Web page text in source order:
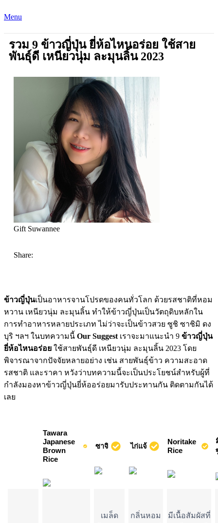
Menu
รวม 9 ข้าวญี่ปุ่น ยี่ห้อไหนอร่อย ใช้สาย
พันธุ์ดี เหนียวนุ่ม ละมุนลิ้น 2023
Gift Suwannee
Share:
ข้าวญี่ปุ่นเป็นอาหารจานโปรดของคนทั่วโลก ด้วยรสชาติที่หอม
หวาน เหนียวนุ่ม ละมุนลิ้น ทำให้ข้าวญี่ปุ่นเป็นวัตถุดิบหลักใน
การทำอาหารหลายประเภท ไม่ว่าจะเป็นข้าวสวย ซูชิ ซาชิมิ ดง
บุริ ฯลฯ ในบทความนี้ Our Suggest เราจะมาแนะนำ 9 ข้าวญี่ปุ่น
ยี่ห้อไหนอร่อย ใช้สายพันธุ์ดี เหนียวนุ่ม ละมุนลิ้น 2023 โดย
พิจารณาจากปัจจัยหลายอย่าง เช่น สายพันธุ์ข้าว ความสะอาด
รสชาติ และราคา หวังว่าบทความนี้จะเป็นประโยชน์สำหรับผู้ที่
กำลังมองหาข้าวญี่ปุ่นยี่ห้ออร่อยมารับประทานกัน ติดตามกันได้
เลย
Tawara
Japanese​
Brown​
Rice
ซาจิ ไก่แจ้
Noritake
Rice
เมล็ด
กลิ่นหอม
มีเนื้อสัมผัสที่